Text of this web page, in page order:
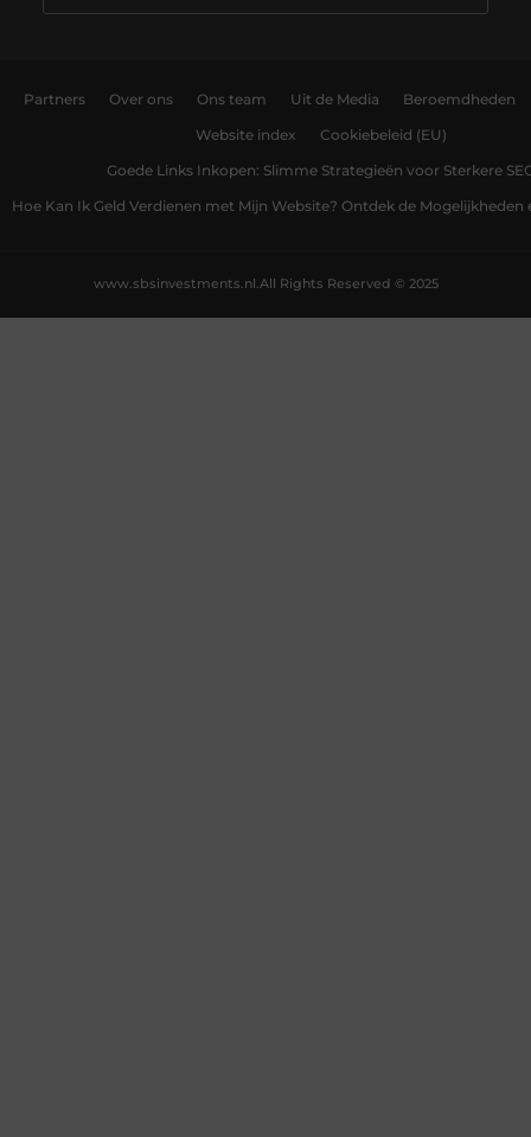
Partners Over ons Ons team Uit de Media Beroemdheden
Website index Cookiebeleid (EU)
Goede Links Inkopen: Slimme Strategieën voor Sterkere
Hoe Kan Ik Geld Verdienen met Mijn Website? Ontdek de Mogelijkheden
All Rights Reserved © 2025
www.sbsinvestments.nl.